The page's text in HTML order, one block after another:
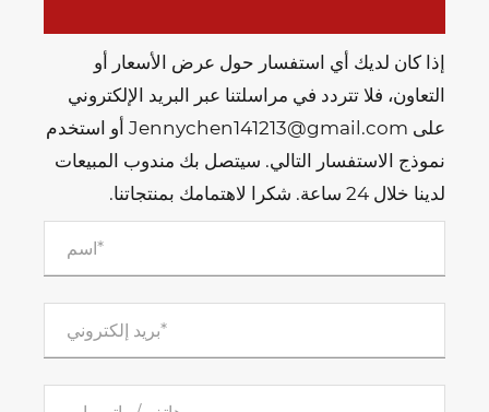
إذا كان لديك أي استفسار حول عرض الأسعار أو
التعاون، فلا تتردد في مراسلتنا عبر البريد الإلكتروني
على Jennychen141213@gmail.com أو استخدم
نموذج الاستفسار التالي. سيتصل بك مندوب المبيعات
لدينا خلال 24 ساعة. شكرا لاهتمامك بمنتجاتنا.